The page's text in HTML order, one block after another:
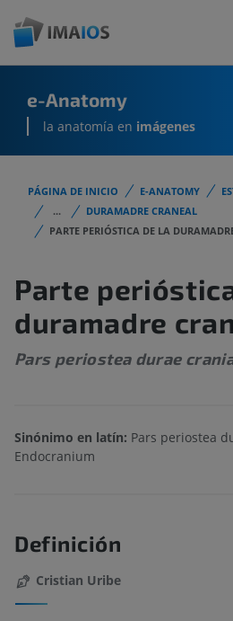
e-Anatomy
la anatomía en imágenes
PÁGINA DE INICIO E-ANATOMY
...
DURAMADRE CRANEAL
PARTE PERIÓSTICA DE LA
Parte
duramadre
Pars periostea durae
Sinónimo en latín: Pars periostea
Endocranium
Definición
Cristian Uribe